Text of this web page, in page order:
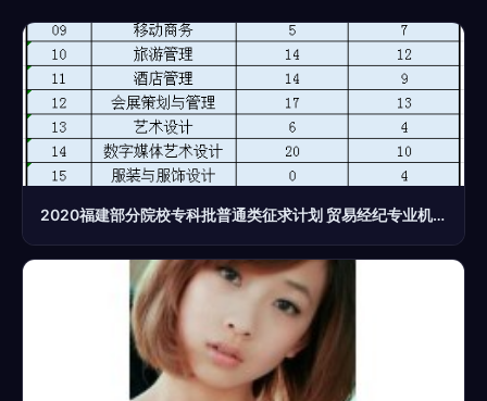
2020福建部分院校专科批普通类征求计划 贸易经纪专业机会与报考指南